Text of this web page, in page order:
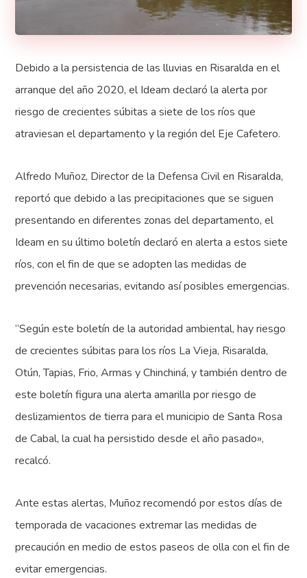
Debido a la persistencia de las lluvias en Risaralda en el
arranque del año 2020, el Ideam declaró la alerta por
riesgo de crecientes súbitas a siete de los ríos que
atraviesan el departamento y la región del Eje Cafetero.
Alfredo Muñoz, Director de la Defensa Civil en Risaralda,
reportó que debido a las precipitaciones que se siguen
presentando en diferentes zonas del departamento, el
Ideam en su último boletín declaró en alerta a estos siete
ríos, con el fin de que se adopten las medidas de
prevención necesarias, evitando así posibles emergencias.
“Según este boletín de la autoridad ambiental, hay riesgo
de crecientes súbitas para los ríos La Vieja, Risaralda,
Otún, Tapias, Frio, Armas y Chinchiná, y también dentro de
este boletín figura una alerta amarilla por riesgo de
deslizamientos de tierra para el municipio de Santa Rosa
de Cabal, la cual ha persistido desde el año pasado»,
recalcó.
Ante estas alertas, Muñoz recomendó por estos días de
temporada de vacaciones extremar las medidas de
precaución en medio de estos paseos de olla con el fin de
evitar emergencias.